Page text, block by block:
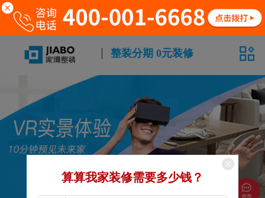
整装分期 0元装修
算算我家装修需要多少钱？